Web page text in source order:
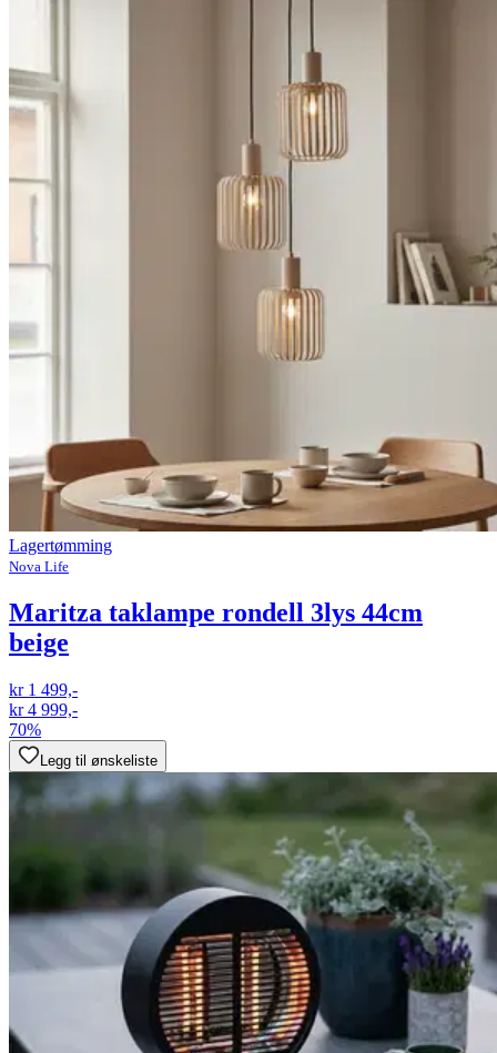
Lagertømming
Nova Life
Maritza taklampe rondell 3lys 44cm
beige
kr 1 499,-
kr 4 999,-
70%
Legg til ønskeliste